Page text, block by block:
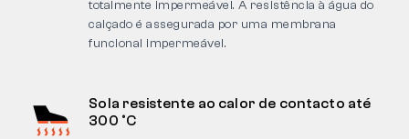
totalmente impermeável. A resistência à água do
calçado é assegurada por uma membrana
funcional impermeável.
Sola resistente ao calor de contacto até
300 °C